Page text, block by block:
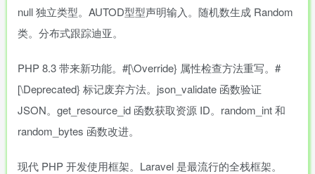
null 独立类型。AUTOD型型声明输入。随机数生成 Random
类。分布式跟踪迪亚。
PHP 8.3 带来新功能。#[\Override} 属性检查方法重写。#
[\Deprecated} 标记废弃方法。json_validate 函数验证
JSON。get_resource_id 函数获取资源 ID。random_int 和
random_bytes 函数改进。
现代 PHP 开发使用框架。Laravel 是最流行的全栈框架。